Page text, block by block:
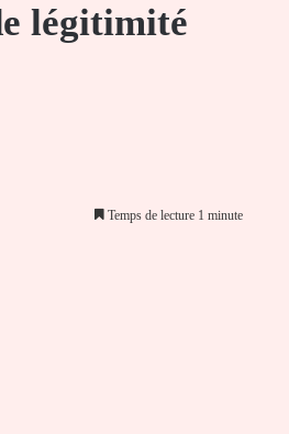
légitimité
Temps de lecture 1 minute